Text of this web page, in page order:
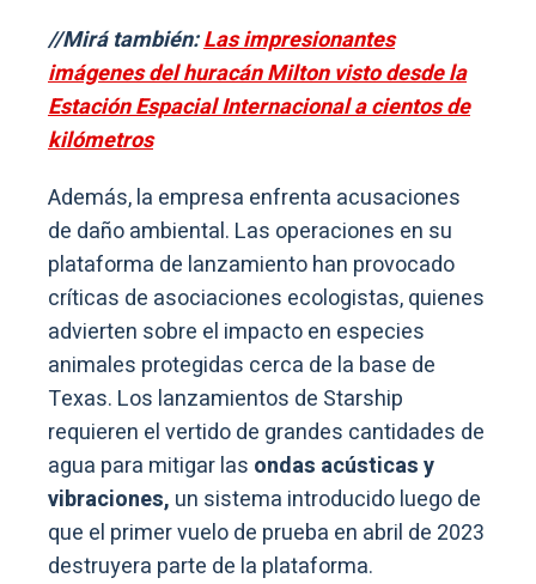
//Mirá también:Las impresionantes
imágenes del huracán Milton visto desde la
Estación Espacial Internacional a cientos de
kilómetros
Además, la empresa enfrenta acusaciones
de daño ambiental. Las operaciones en su
plataforma de lanzamiento han provocado
críticas de asociaciones ecologistas, quienes
advierten sobre el impacto en especies
animales protegidas cerca de la base de
Texas. Los lanzamientos de Starship
requieren el vertido de grandes cantidades de
agua para mitigar las ondas acústicas y
vibraciones, un sistema introducido luego de
que el primer vuelo de prueba en abril de 2023
destruyera parte de la plataforma.